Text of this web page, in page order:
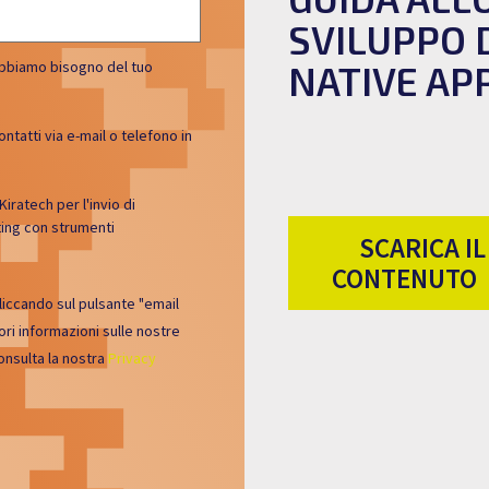
bisogno del tuo
via e-mail o telefono in
per l'invio di
con strumenti
sul pulsante "email
informazioni sulle nostre
la nostra Privacy
SVILUPPO
NATIVE
SCARICA IL
CONTENUTO